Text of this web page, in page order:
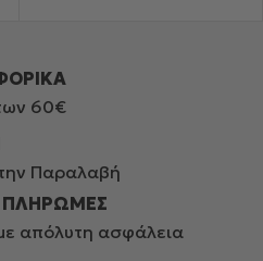
60€
Παραλαβή
ΠΛΗΡΩΜΕΣ
απόλυτη ασφάλεια